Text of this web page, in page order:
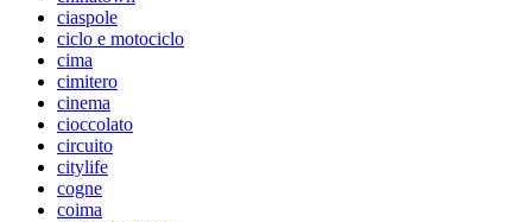
ciaspole
ciclo e motociclo
cima
cimitero
cinema
cioccolato
circuito
citylife
cogne
coima